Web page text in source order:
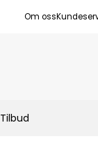
Om oss
Tilbud